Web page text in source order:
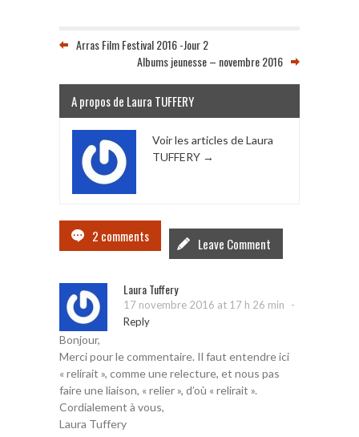
Arras Film Festival 2016 -Jour 2
Albums jeunesse – novembre 2016
A propos de Laura TUFFERY
Voir les articles de Laura
TUFFERY →
2 comments Leave Comment
Laura Tuffery
17 novembre 2016 at 17 h 26 min -
Reply
Bonjour,
Merci pour le commentaire. Il faut entendre ici
« relirait », comme une relecture, et nous pas
faire une liaison, « relier », d’où « relirait ».
Cordialement à vous,
Laura Tuffery